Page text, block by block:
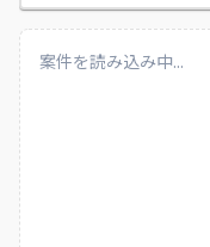
計・実装、並びに基
書・テスト仕様書作
案件を読み込み中...